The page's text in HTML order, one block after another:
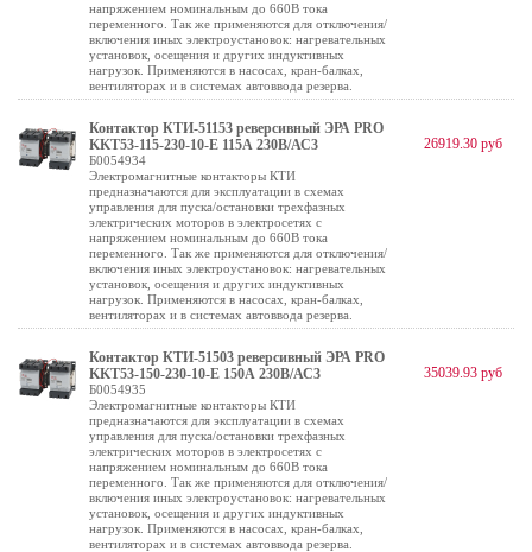
напряжением номинальным до 660В тока
переменного. Так же применяются для отключения/
включения иных электроустановок: нагревательных
установок, осещения и других индуктивных
нагрузок. Применяются в насосах, кран-балках,
вентиляторах и в системах автоввода резерва.
Контактор КТИ-51153 реверсивный ЭРА PRO
KKT53-115-230-10-E 115А 230В/АС3
Б0054934
Электромагнитные контакторы КТИ
предназначаются для эксплуатации в схемах
управления для пуска/остановки трехфазных
электрических моторов в электросетях с
напряжением номинальным до 660В тока
переменного. Так же применяются для отключения/
включения иных электроустановок: нагревательных
установок, осещения и других индуктивных
нагрузок. Применяются в насосах, кран-балках,
вентиляторах и в системах автоввода резерва.
26919.30 руб
Контактор КТИ-51503 реверсивный ЭРА PRO
KKT53-150-230-10-E 150А 230В/АС3
Б0054935
Электромагнитные контакторы КТИ
предназначаются для эксплуатации в схемах
управления для пуска/остановки трехфазных
электрических моторов в электросетях с
напряжением номинальным до 660В тока
переменного. Так же применяются для отключения/
включения иных электроустановок: нагревательных
установок, осещения и других индуктивных
нагрузок. Применяются в насосах, кран-балках,
вентиляторах и в системах автоввода резерва.
35039.93 руб